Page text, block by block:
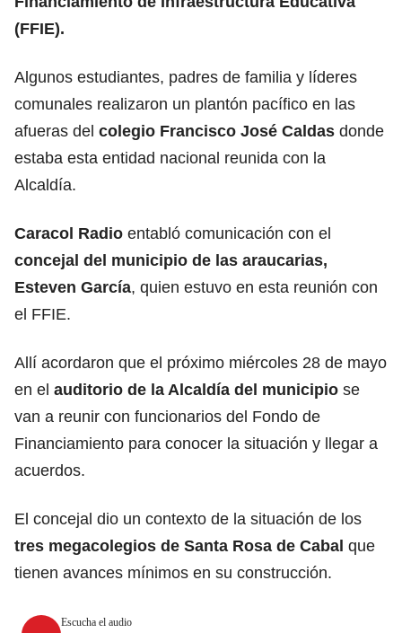
(FFIE).
Algunos estudiantes, padres de familia y líderes
comunales realizaron un plantón pacífico en las
afueras del colegio Francisco José Caldas donde
estaba esta entidad nacional reunida con la
Alcaldía.
Caracol Radio entabló comunicación con el
concejal del municipio de las araucarias,
Esteven García, quien estuvo en esta reunión con
el FFIE.
Allí acordaron que el próximo miércoles 28 de mayo
en el auditorio de la Alcaldía del municipio se
van a reunir con funcionarios del Fondo de
Financiamiento para conocer la situación y llegar a
acuerdos.
El concejal dio un contexto de la situación de los
tres megacolegios de Santa Rosa de Cabal que
tienen avances mínimos en su construcción.
Escucha el audio